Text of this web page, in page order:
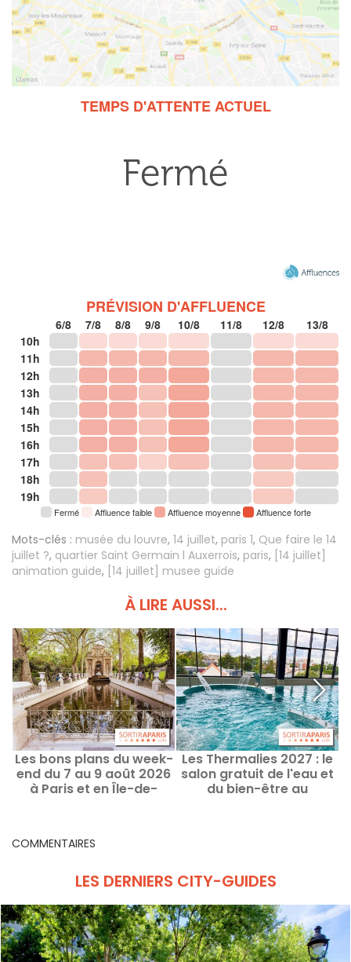
TEMPS D'ATTENTE ACTUEL
PRÉVISION D'AFFLUENCE
6/8 7/8 8/8 9/8 10/8 11/8 12/8
13/8
10h
11h
12h
13h
14h
15h
16h
17h
18h
19h
Fermé Affluence faible Affluence moyenne Affluence forte
Mots-clés : musée du louvre, 14 juillet, paris 1, Que faire le 14
juillet ?, quartier Saint Germain l Auxerrois, paris, [14 juillet]
animation guide, [14 juillet] musee guide
À LIRE AUSSI...
Les bons plans du week-
end du 7 au 9 août 2026
à Paris et en Île-de-
Les Thermalies 2027 : le
salon gratuit de l'eau et
du bien-être au
COMMENTAIRES
LES DERNIERS CITY-GUIDES